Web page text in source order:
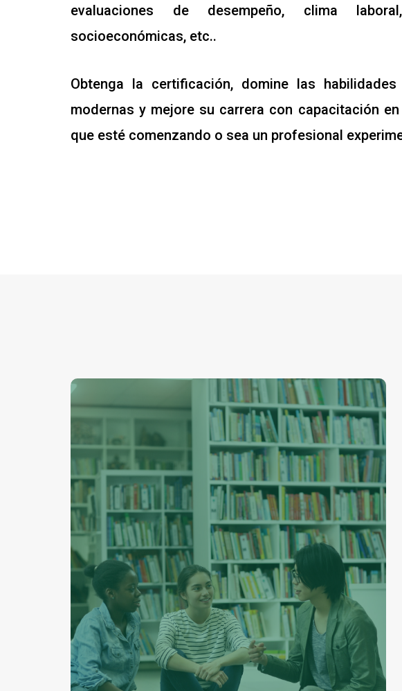
evaluaciones de desempeño, clima
socioeconómicas, etc..
Obtenga la certificación, domine las habilidades
modernas y mejore su carrera con capacitación en
que esté comenzando o sea un profesional